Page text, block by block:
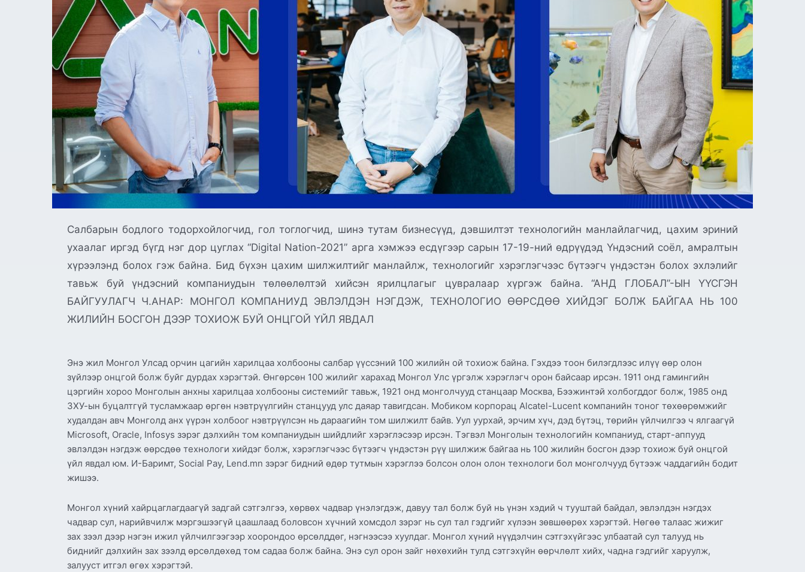
Салбарын бодлого тодорхойлогчид, гол тоглогчид, шинэ тутам бизнесүүд, дэвшилтэт технологийн манлайлагчид, цахим эриний
ухаалаг иргэд бүгд нэг дор цуглах “Digital Nation-2021” арга хэмжээ есдүгээр сарын 17-19-ний өдрүүдэд Үндэсний соёл, амралтын
хүрээлэнд болох гэж байна. Бид бүхэн цахим шилжилтийг манлайлж, технологийг хэрэглэгчээс бүтээгч үндэстэн болох эхлэлийг
тавьж буй үндэсний компаниудын төлөөлөлтэй хийсэн ярилцлагыг цувралаар хүргэж байна. “АНД ГЛОБАЛ”-ЫН ҮҮСГЭН
БАЙГУУЛАГЧ Ч.АНАР: МОНГОЛ КОМПАНИУД ЭВЛЭЛДЭН НЭГДЭЖ, ТЕХНОЛОГИО ӨӨРСДӨӨ ХИЙДЭГ БОЛЖ БАЙГАА НЬ 100
ЖИЛИЙН БОСГОН ДЭЭР ТОХИОЖ БУЙ ОНЦГОЙ ҮЙЛ ЯВДАЛ
Энэ жил Монгол Улсад орчин цагийн харилцаа холбооны салбар үүссэний 100 жилийн ой тохиож байна. Гэхдээ тоон билэгдлээс илүү өөр олон
зүйлээр онцгой болж буйг дурдах хэрэгтэй. Өнгөрсөн 100 жилийг харахад Монгол Улс үргэлж хэрэглэгч орон байсаар ирсэн. 1911 онд гамингийн
цэргийн хороо Монголын анхны харилцаа холбооны системийг тавьж, 1921 онд монголчууд станцаар Москва, Бээжинтэй холбогддог болж, 1985 онд
ЗХУ-ын буцалтгүй тусламжаар өргөн нэвтрүүлгийн станцууд улс даяар тавигдсан. Мобиком корпорац Alcatel-Lucent компанийн тоног төхөөрөмжийг
худалдан авч Монголд анх үүрэн холбоог нэвтрүүлсэн нь дараагийн том шилжилт байв. Уул уурхай, эрчим хүч, дэд бүтэц, төрийн үйлчилгээ ч ялгаагүй
Microsoft, Oracle, Infosys зэрэг дэлхийн том компаниудын шийдлийг хэрэглэсээр ирсэн. Тэгвэл Монголын технологийн компаниуд, старт-аппууд
эвлэлдэн нэгдэж өөрсдөө технологи хийдэг болж, хэрэглэгчээс бүтээгч үндэстэн рүү шилжиж байгаа нь 100 жилийн босгон дээр тохиож буй онцгой
үйл явдал юм. И-Баримт, Social Pay, Lend.mn зэрэг бидний өдөр тутмын хэрэглээ болсон олон олон технологи бол монголчууд бүтээж чаддагийн бодит
жишээ.
Монгол хүний хайрцаглагдаагүй задгай сэтгэлгээ, хөрвөх чадвар үнэлэгдэж, давуу тал болж буй нь үнэн хэдий ч тууштай байдал, эвлэлдэн нэгдэх
чадвар сул, нарийвчилж мэргэшээгүй цаашлаад боловсон хүчний хомсдол зэрэг нь сул тал гэдгийг хүлээн зөвшөөрөх хэрэгтэй. Нөгөө талаас жижиг
зах зээл дээр нэгэн ижил үйлчилгээгээр хоорондоо өрсөлддөг, нэгнээсээ хуулдаг. Монгол хүний нүүдэлчин сэтгэхүйгээс улбаатай сул талууд нь
биднийг дэлхийн зах зээлд өрсөлдөхөд том садаа болж байна. Энэ сул орон зайг нөхөхийн тулд сэтгэхүйн өөрчлөлт хийх, чадна гэдгийг харуулж,
залууст итгэл өгөх хэрэгтэй.